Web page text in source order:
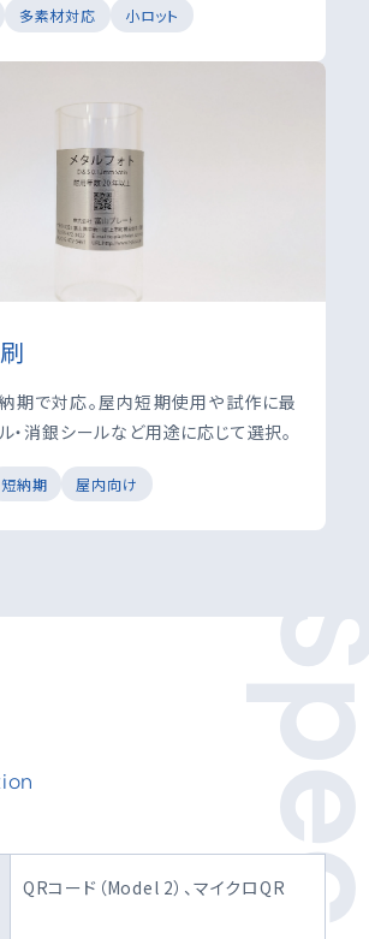
多素材対応 小ロット
期で対応。屋内短期使用や試作に最
・消銀シールなど用途に応じて選択。
短納期 屋内向け
QRコード（Model 2）、マイクロQR